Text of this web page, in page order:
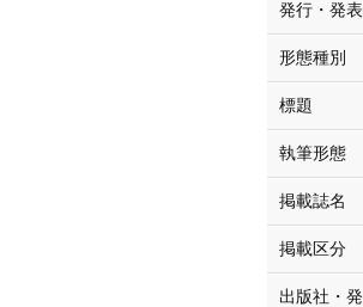
発行・発
形態種別
標題
執筆形態
掲載誌名
掲載区分
出版社・